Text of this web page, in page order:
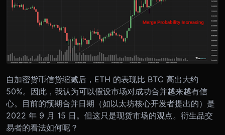
自加密货币信贷缩减后，ETH 的表现比 BTC 高出大约
50%。因此，我认为可以假设市场对成功合并越来越有信
心。目前的预期合并日期（如以太坊核心开发者提出的）是
2022 年 9 月 15 日。 但这只是现货市场的观点。衍生品交
易者的看法如何呢？